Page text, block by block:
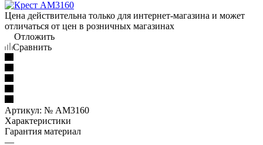
Цена действительна только для интернет-магазина и может
отличаться от цен в розничных магазинах
Отложить
Сравнить
Артикул: № AM3160
Характеристики
Гарантия материал
—